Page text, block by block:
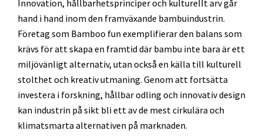
Innovation, hållbarhetsprinciper och kulturellt arv går
hand i hand inom den framväxande bambuindustrin.
Företag som Bamboo fun exemplifierar den balans som
krävs för att skapa en framtid där bambu inte bara är ett
miljövänligt alternativ, utan också en källa till kulturell
stolthet och kreativ utmaning. Genom att fortsätta
investera i forskning, hållbar odling och innovativ design
kan industrin på sikt bli ett av de mest cirkulära och
klimatsmarta alternativen på marknaden.